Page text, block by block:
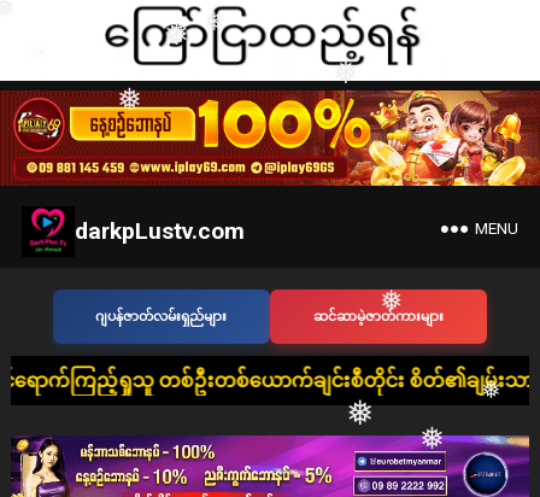
❅
❅
❅
❅
❅
❅
❅
❅
❅
darkpLustv.com MENU
ဂျပန်ဇာတ်လမ်းရှည်များ ဆင်ဆာမဲ့ဇာတ်ကားများ
ဦးတစ်ယောက်ချင်းစီတိုင်း စိတ်၏ချမ်းသာခြင်း၊ ကိုယ်၏ကျန်း